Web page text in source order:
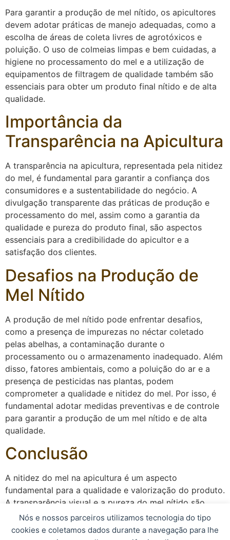
Nós e nossos parceiros utilizamos tecnologia do tipo
cookies e coletamos dados durante a navegação para lhe
Para garantir a produção de mel nítido, os apicultores
devem adotar práticas de manejo adequadas, como a
escolha de áreas de coleta livres de agrotóxicos e
poluição. O uso de colmeias limpas e bem cuidadas, a
higiene no processamento do mel e a utilização de
equipamentos de filtragem de qualidade também são
essenciais para obter um produto final nítido e de alta
qualidade.
Importância da
Transparência na Apicultura
A transparência na apicultura, representada pela nitidez
do mel, é fundamental para garantir a confiança dos
consumidores e a sustentabilidade do negócio. A
divulgação transparente das práticas de produção e
processamento do mel, assim como a garantia da
qualidade e pureza do produto final, são aspectos
essenciais para a credibilidade do apicultor e a
satisfação dos clientes.
Desafios na Produção de
Mel Nítido
A produção de mel nítido pode enfrentar desafios,
como a presença de impurezas no néctar coletado
pelas abelhas, a contaminação durante o
processamento ou o armazenamento inadequado. Além
disso, fatores ambientais, como a poluição do ar e a
presença de pesticidas nas plantas, podem
comprometer a qualidade e nitidez do mel. Por isso, é
fundamental adotar medidas preventivas e de controle
para garantir a produção de um mel nítido e de alta
qualidade.
Conclusão
A nitidez do mel na apicultura é um aspecto
fundamental para a qualidade e valorização do produto.
A transparência visual e a pureza do mel nítido são
características que atraem consumidores exigentes em
busca de um produto de alta qualidade. Por isso, é